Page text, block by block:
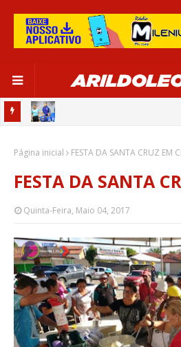
SALVADOR
Página inicial FESTA DA SANTA CRUZ EM
FESTA DA SANTA
Quinta-Feira, Maio 04, 2017